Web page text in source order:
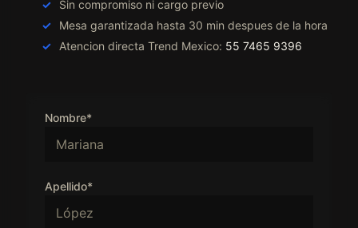
Sin compromiso ni cargo previo
Mesa garantizada hasta 30 min despues de la hora
Atencion directa Trend Mexico: 55 7465 9396
Nombre*
Apellido*